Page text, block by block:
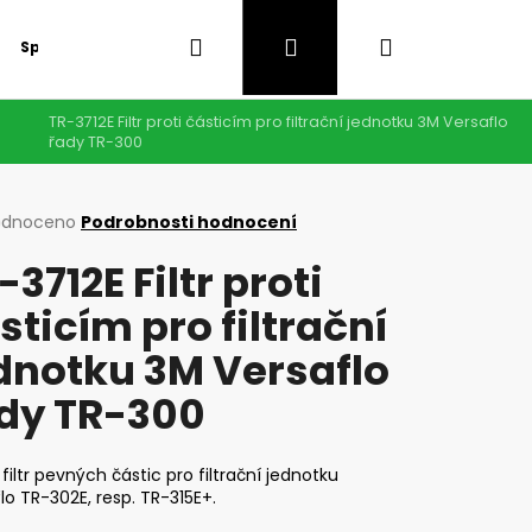
Speciální nabídka Hledat PřihlášeníNákupní
TR-3712E Filtr proti částicím pro filtrační jednotku 3M Versaflo
řady TR-300
Podrobnosti hodnocení
3712E Filtr proti
pro filtrační
3M Versaflo
TR-300
filtr pevných částic pro filtrační jednotku
TR-302E, resp. TR-315E+.